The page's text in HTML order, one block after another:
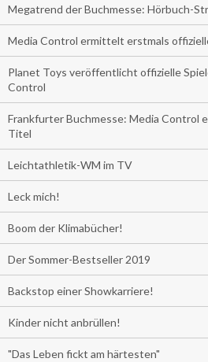
Megatrend der Buchmesse: Hörbuch-
Media Control ermittelt erstmals
Planet Toys veröffentlicht offizielle
Control
Frankfurter Buchmesse: Media Control
Titel
Leichtathletik-WM im TV
Leck mich!
Boom der Klimabücher!
Der Sommer-Bestseller 2019
Backstop einer Showkarriere!
Kinder nicht anbrüllen!
"Das Leben fickt am härtesten"